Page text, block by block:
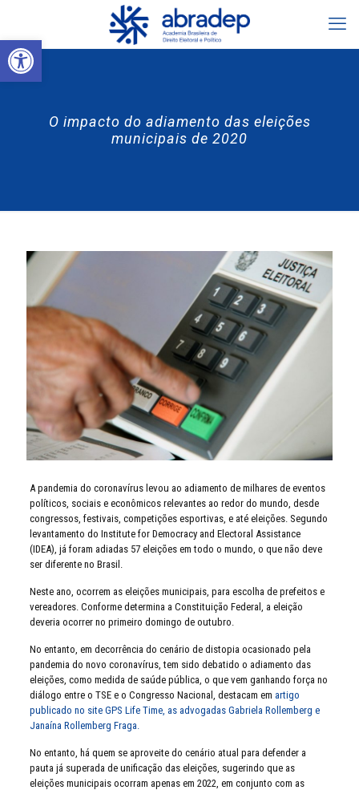
Abrir a barra de ferramentas
O impacto do adiamento das eleições
municipais de 2020
A pandemia do coronavírus levou ao adiamento de milhares de eventos
políticos, sociais e econômicos relevantes ao redor do mundo, desde
congressos, festivais, competições esportivas, e até eleições. Segundo
levantamento do Institute for Democracy and Electoral Assistance
(IDEA), já foram adiadas 57 eleições em todo o mundo, o que não deve
ser diferente no Brasil.
Neste ano, ocorrem as eleições municipais, para escolha de prefeitos e
vereadores. Conforme determina a Constituição Federal, a eleição
deveria ocorrer no primeiro domingo de outubro.
No entanto, em decorrência do cenário de distopia ocasionado pela
pandemia do novo coronavírus, tem sido debatido o adiamento das
eleições, como medida de saúde pública, o que vem ganhando força no
diálogo entre o TSE e o Congresso Nacional, destacam em artigo
publicado no site GPS Life Time, as advogadas Gabriela Rollemberg e
Janaína Rollemberg Fraga.
No entanto, há quem se aproveite do cenário atual para defender a
pauta já superada de unificação das eleições, sugerindo que as
eleições municipais ocorram apenas em 2022, em conjunto com as